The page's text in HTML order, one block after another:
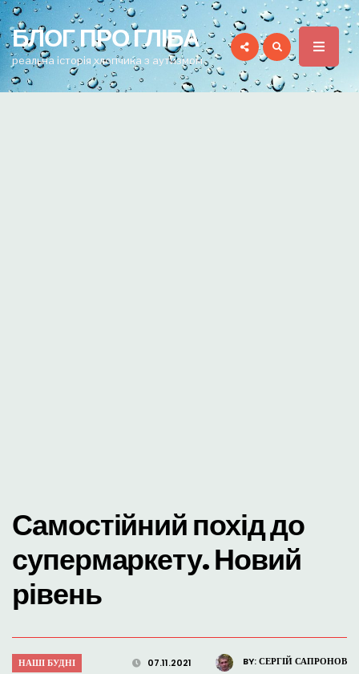
for:
БЛОГ ПРО ГЛІБА
реальна історія хлопчика з аутизмом
Самостійний похід до
супермаркету. Новий
рівень
BY:СЕРГІЙ САПРОНОВ
07.11.2021
НАШІ БУДНІ